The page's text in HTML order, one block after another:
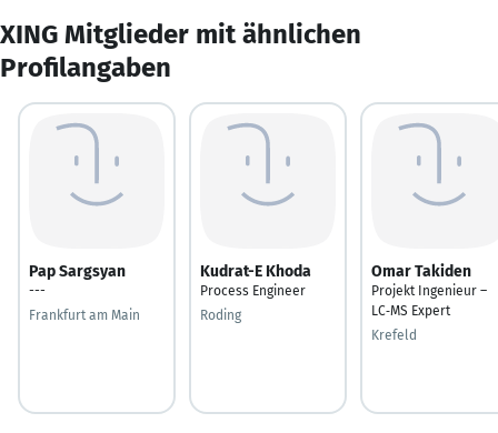
XING Mitglieder mit ähnlichen
Profilangaben
Pap Sargsyan
---
Frankfurt am Main
Kudrat-E Khoda
Process Engineer
Roding
Omar Takiden
Projekt Ingenieur –
LC‑MS Expert
Krefeld